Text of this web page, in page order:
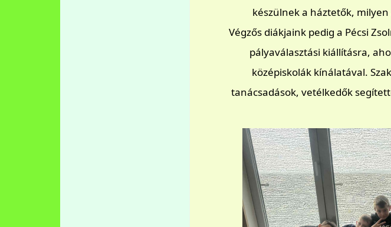
készülnek a háztetők,
Végzős diákjaink pedig a Pécsi
pályaválasztási kiállításra,
középiskolák kínálatával.
tanácsadások, vetélkedők